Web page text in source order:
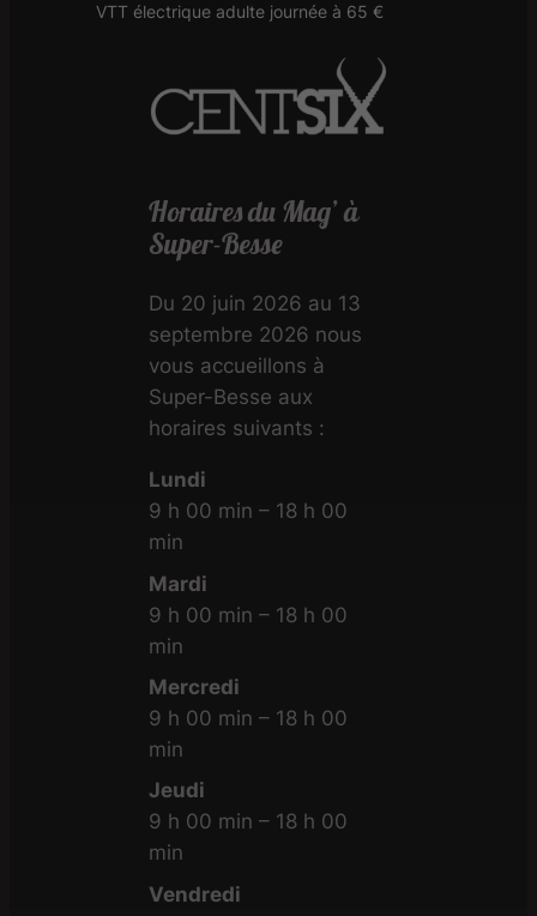
VTT électrique adulte journée à 65 €
Horaires du Mag’ à
Super-Besse
Du 20 juin 2026 au 13
septembre 2026 nous
vous accueillons à
Super-Besse aux
horaires suivants :
Lundi
9 h 00 min – 18 h 00
min
Mardi
9 h 00 min – 18 h 00
min
Mercredi
9 h 00 min – 18 h 00
min
Jeudi
9 h 00 min – 18 h 00
min
Vendredi